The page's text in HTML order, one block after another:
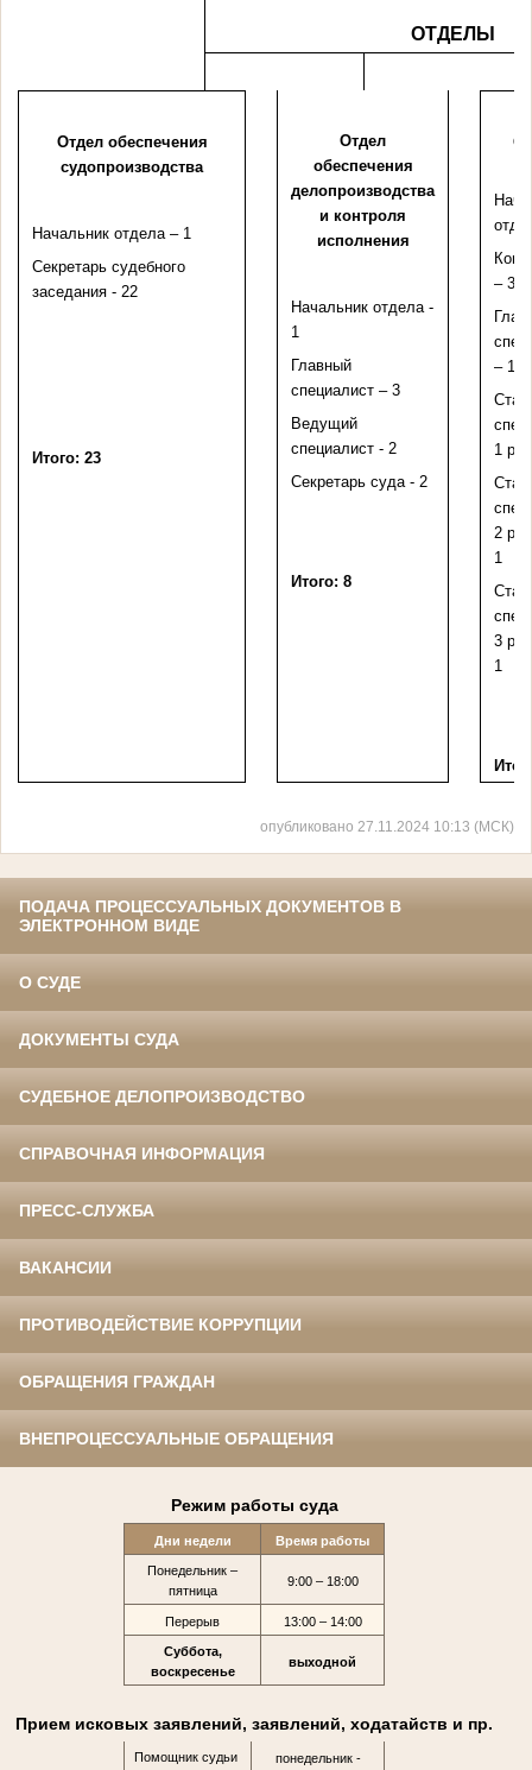
ОТДЕЛЫ
Отдел обеспечения
судопроизводства
Начальник отдела – 1
Секретарь судебного
заседания - 22
Итого: 23
Отдел
обеспечения
делопроизводства
и контроля
исполнения
Начальник отдела -
1
Главный
специалист – 3
Ведущий
специалист - 2
Секретарь суда - 2
Итого: 8
– 3
– 1
1
2
1
3
1
опубликовано 27.11.2024 10:13 (МСК)
ПОДАЧА ПРОЦЕССУАЛЬНЫХ ДОКУМЕНТОВ В
ЭЛЕКТРОННОМ ВИДЕ
О СУДЕ
ДОКУМЕНТЫ СУДА
СУДЕБНОЕ ДЕЛОПРОИЗВОДСТВО
СПРАВОЧНАЯ ИНФОРМАЦИЯ
ПРЕСС-СЛУЖБА
ВАКАНСИИ
ПРОТИВОДЕЙСТВИЕ КОРРУПЦИИ
ОБРАЩЕНИЯ ГРАЖДАН
ВНЕПРОЦЕССУАЛЬНЫЕ ОБРАЩЕНИЯ
Режим работы суда
Дни недели Время работы
Понедельник –
пятница
9:00 – 18:00
Перерыв 13:00 – 14:00
Суббота,
воскресенье
выходной
Прием исковых заявлений, заявлений, ходатайств и пр.
Помощник судьи
понедельник -